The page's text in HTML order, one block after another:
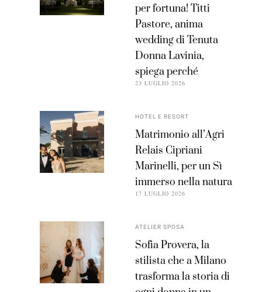
per fortuna! Titti
Pastore, anima
wedding di Tenuta
Donna Lavinia,
spiega perché
23 LUGLIO 2026
HOTEL E RESORT
Matrimonio all’Agri
Relais Cipriani
Marinelli, per un Sì
immerso nella natura
17 LUGLIO 2026
ATELIER SPOSA
Sofia Provera, la
stilista che a Milano
trasforma la storia di